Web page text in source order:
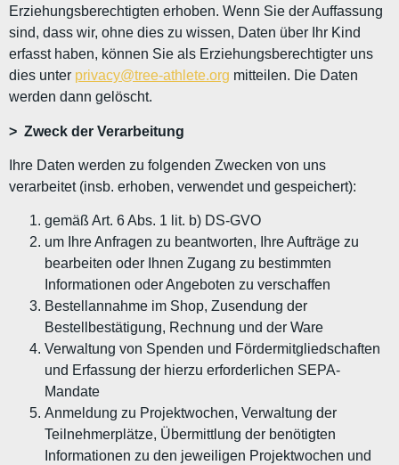
Erziehungsberechtigten erhoben. Wenn Sie der Auffassung
sind, dass wir, ohne dies zu wissen, Daten über Ihr Kind
erfasst haben, können Sie als Erziehungsberechtigter uns
dies unter privacy@tree-athlete.org mitteilen. Die Daten
werden dann gelöscht.
> Zweck der Verarbeitung
Ihre Daten werden zu folgenden Zwecken von uns
verarbeitet (insb. erhoben, verwendet und gespeichert):
gemäß Art. 6 Abs. 1 lit. b) DS-GVO
um Ihre Anfragen zu beantworten, Ihre Aufträge zu
bearbeiten oder Ihnen Zugang zu bestimmten
Informationen oder Angeboten zu verschaffen
Bestellannahme im Shop, Zusendung der
Bestellbestätigung, Rechnung und der Ware
Verwaltung von Spenden und Fördermitgliedschaften
und Erfassung der hierzu erforderlichen SEPA-
Mandate
Anmeldung zu Projektwochen, Verwaltung der
Teilnehmerplätze, Übermittlung der benötigten
Informationen zu den jeweiligen Projektwochen und